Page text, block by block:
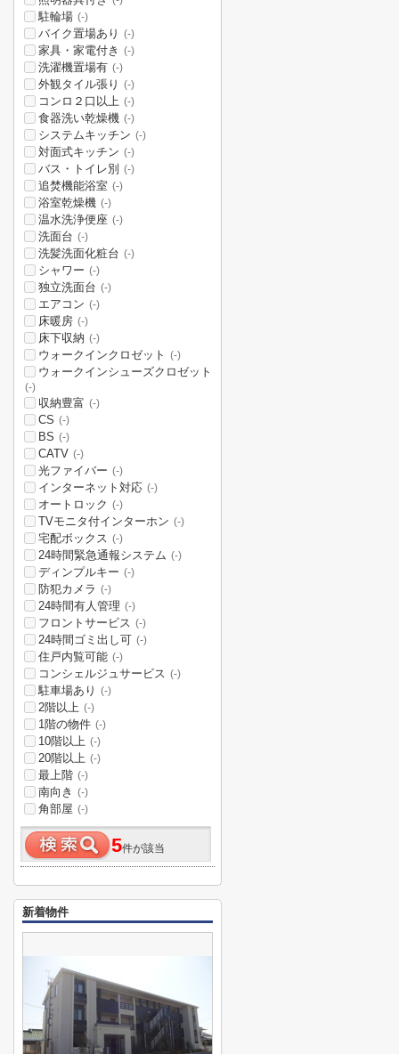
駐輪場 (-)
バイク置場あり (-)
家具・家電付き (-)
洗濯機置場有 (-)
外観タイル張り (-)
コンロ２口以上 (-)
食器洗い乾燥機 (-)
システムキッチン (-)
対面式キッチン (-)
バス・トイレ別 (-)
追焚機能浴室 (-)
浴室乾燥機 (-)
温水洗浄便座 (-)
洗面台 (-)
洗髪洗面化粧台 (-)
シャワー (-)
独立洗面台 (-)
エアコン (-)
床暖房 (-)
床下収納 (-)
ウォークインクロゼット (-)
ウォークインシューズクロゼット
(-)
収納豊富 (-)
CS (-)
BS (-)
CATV (-)
光ファイバー (-)
インターネット対応 (-)
オートロック (-)
TVモニタ付インターホン (-)
宅配ボックス (-)
24時間緊急通報システム (-)
ディンプルキー (-)
防犯カメラ (-)
24時間有人管理 (-)
フロントサービス (-)
24時間ゴミ出し可 (-)
住戸内覧可能 (-)
コンシェルジュサービス (-)
駐車場あり (-)
2階以上 (-)
1階の物件 (-)
10階以上 (-)
20階以上 (-)
最上階 (-)
南向き (-)
角部屋 (-)
5件が該当
新着物件